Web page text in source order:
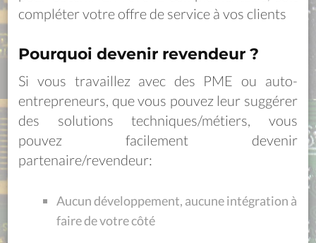
compléter votre offre de service à vos clients
Pourquoi devenir revendeur ?
Si vous travaillez avec des PME ou auto-
entrepreneurs, que vous pouvez leur suggérer
des solutions techniques/métiers, vous
pouvez facilement devenir
partenaire/revendeur:
Aucun développement, aucune intégration à
faire de votre côté